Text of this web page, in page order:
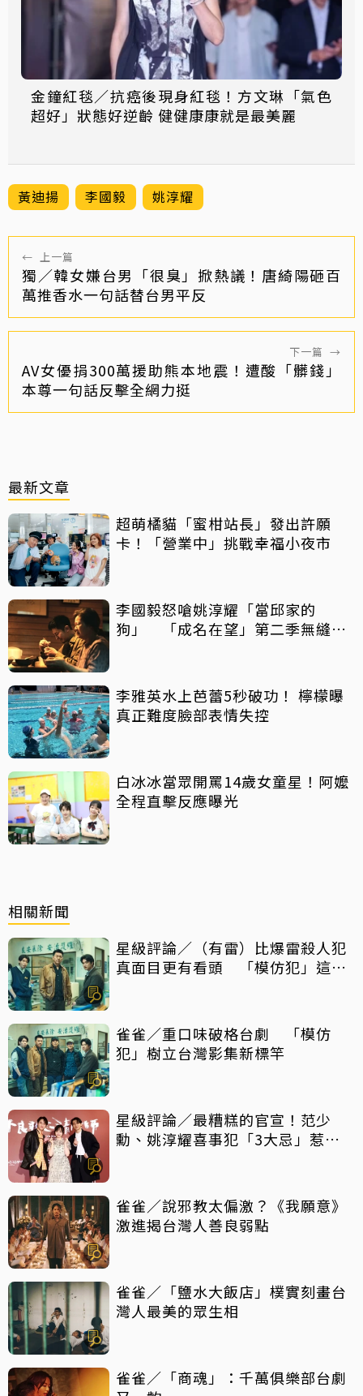
金鐘紅毯／抗癌後現身紅毯！方文琳「氣色
超好」狀態好逆齡 健健康康就是最美麗
黃迪揚 李國毅 姚淳耀
← 上一篇
獨／韓女嫌台男「很臭」掀熱議！唐綺陽砸百
萬推香水一句話替台男平反
下一篇 →
AV女優捐300萬援助熊本地震！遭酸「髒錢」
本尊一句話反擊全網力挺
最新文章
超萌橘貓「蜜柑站長」發出許願
卡！「營業中」挑戰幸福小夜市
李國毅怒嗆姚淳耀「當邱家的
狗」 「成名在望」第二季無縫開
李雅英水上芭蕾5秒破功！ 檸檬曝
真正難度臉部表情失控
白冰冰當眾開罵14歲女童星！阿嬤
全程直擊反應曝光
相關新聞
星級評論／（有雷）比爆雷殺人犯
真面目更有看頭 「模仿犯」這件
雀雀／重口味破格台劇 「模仿
犯」樹立台灣影集新標竿
星級評論／最糟糕的官宣！范少
勳、姚淳耀喜事犯「3大忌」惹眾
雀雀／說邪教太偏激？《我願意》
激進揭台灣人善良弱點
雀雀／「鹽水大飯店」樸實刻畫台
灣人最美的眾生相
雀雀／「商魂」：千萬俱樂部台劇